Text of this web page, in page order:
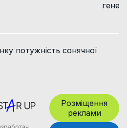
потужність сонячної
Розміщення
реклами